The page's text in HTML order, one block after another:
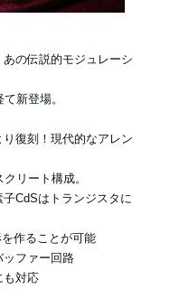
の伝説的モジュレーシ
新登場。
復刻！現代的なアレン
リート構成。
CdSはトランジスタに
作ることが可能
ッファー回路
も対応